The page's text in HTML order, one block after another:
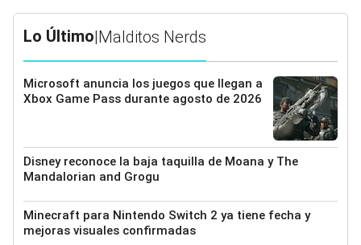
Lo Último|Malditos Nerds
Microsoft anuncia los juegos que llegan a
Xbox Game Pass durante agosto de 2026
Disney reconoce la baja taquilla de Moana y The
Mandalorian and Grogu
Minecraft para Nintendo Switch 2 ya tiene fecha y
mejoras visuales confirmadas